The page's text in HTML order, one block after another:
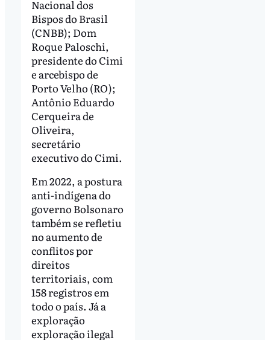
Nacional dos
Bispos do Brasil
(CNBB); Dom
Roque Paloschi,
presidente do Cimi
e arcebispo de
Porto Velho (RO);
Antônio Eduardo
Cerqueira de
Oliveira,
secretário
executivo do Cimi.
Em 2022, a postura
anti-indígena do
governo Bolsonaro
também se refletiu
no aumento de
conflitos por
direitos
territoriais, com
158 registros em
todo o país. Já a
exploração
exploração ilegal